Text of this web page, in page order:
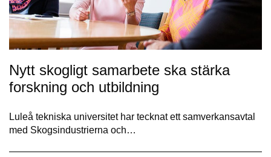
Nytt skogligt samarbete ska stärka
forskning och utbildning
Luleå tekniska universitet har tecknat ett samverkansavtal
med Skogsindustrierna och…